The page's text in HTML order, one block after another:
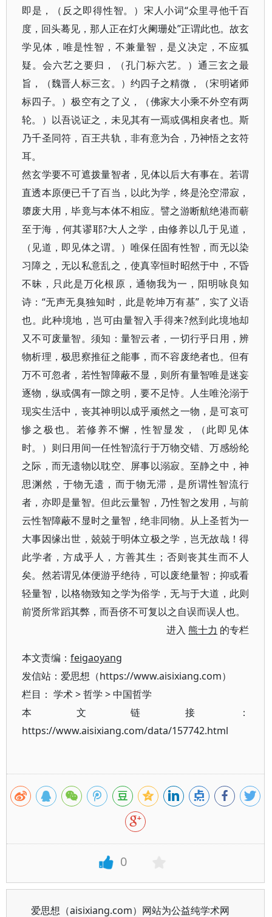
即是，（反之即得性智。）宋人小词“众里寻他千百
度，回头蓦见，那人正在灯火阑珊处”正谓此也。故玄
学见体，唯是性智，不兼量智，是义决定，不应狐
疑。会六艺之要归，（孔门标六艺。）通三玄之最
旨，（魏晋人标三玄。）约四子之精微，（宋明诸师
标四子。）极空有之了义，（佛家大小乘不外空有两
轮。）以吾说证之，未见其有一焉或偶相戾者也。斯
乃千圣同符，百王共轨，非有意为合，乃神悟之玄符
耳。
然玄学要不可遮拨量智者，见体以后大有事在。若谓
直透本原便已千了百当，以此为学，终是沦空滞寂，
隳废大用，毕竟与本体不相应。譬之游断航绝港而蕲
至于海，何其谬耶?大人之学，由修养以几于见道，
（见道，即见体之谓。）唯保任固有性智，而无以染
习障之，无以私意乱之，使真宰恒时昭然于中，不昏
不昧，只此是万化根原，通物我为一，阳明咏良知
诗：“无声无臭独知时，此是乾坤万有基”，实了义语
也。此种境地，岂可由量智入手得来?然到此境地却
又不可废量智。须知：量智云者，一切行乎日用，辨
物析理，极思察推征之能事，而不容废绝者也。但有
万不可忽者，若性智障蔽不显，则所有量智唯是迷妄
逐物，纵或偶有一隙之明，要不足恃。人生唯沦溺于
现实生活中，丧其神明以成乎顽然之一物，是可哀可
惨之极也。若修养不懈，性智显发，（此即见体
时。）则日用间一任性智流行于万物交错、万感纷纶
之际，而无遗物以耽空、屏事以溺寂。至静之中，神
思渊然，于物无遗，而于物无滞，是所谓性智流行
者，亦即是量智。但此云量智，乃性智之发用，与前
云性智障蔽不显时之量智，绝非同物。从上圣哲为一
大事因缘出世，兢兢于明体立极之学，岂无故哉！得
此学者，方成乎人，方善其生；否则丧其生而不人
矣。然若谓见体便游乎绝待，可以废绝量智；抑或看
轻量智，以格物致知之学为俗学，无与于大道，此则
前贤所常蹈其弊，而吾侪不可复以之自误而误人也。
进入 熊十力 的专栏
本文责编： feigaoyang
发信站：爱思想（https://www.aisixiang.com）
栏目： 学术>哲学 >中国哲学
本文链接：
https://www.aisixiang.com/data/157742.html
0
爱思想（aisixiang.com）网站为公益纯学术网